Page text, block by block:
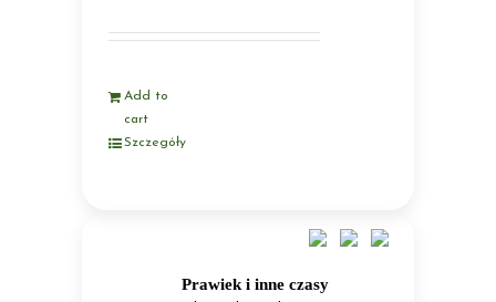
Add to
cart
Szczegóły
Prawiek i inne czasy